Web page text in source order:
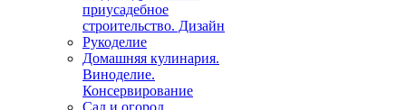
приусадебное
строительство. Дизайн
Рукоделие
Домашняя кулинария.
Виноделие.
Консервирование
Сад и огород